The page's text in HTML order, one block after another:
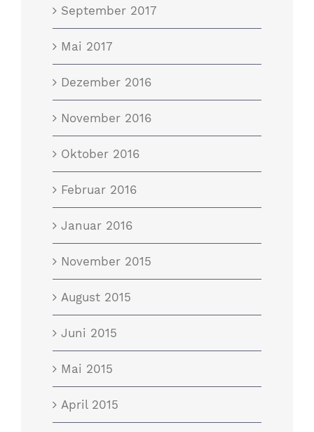
September 2017
Mai 2017
Dezember 2016
November 2016
Oktober 2016
Februar 2016
Januar 2016
November 2015
August 2015
Juni 2015
Mai 2015
April 2015